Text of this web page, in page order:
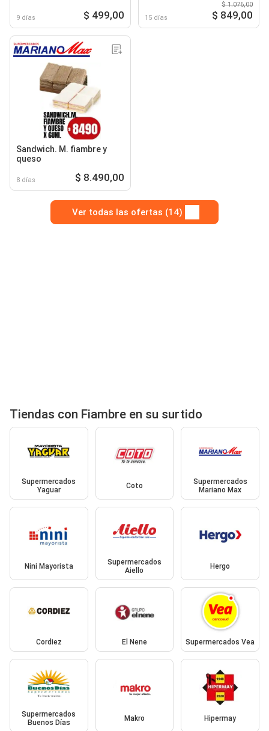
9 días $ 499,00 15 días
$ 1.076,00
$ 849,00
Sandwich. M. fiambre y
queso
8 días $ 8.490,00
Ver todas las ofertas (14)
Tiendas con Fiambre en su surtido
Supermercados
Yaguar
Coto
Supermercados
Mariano Max
Nini Mayorista
Supermercados
Aiello
Hergo
Cordiez El Nene Supermercados Vea
Supermercados
Buenos Días
Makro Hipermay